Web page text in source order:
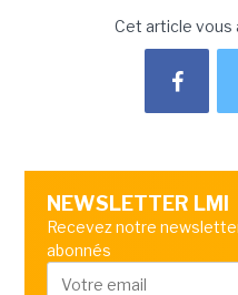
Cet article vous
NEWSLETTER LMI
Recevez notre
abonnés